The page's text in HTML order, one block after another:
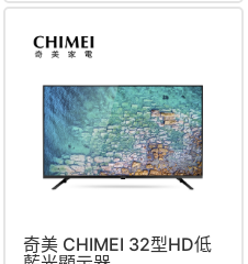
奇美 CHIMEI 32型HD低